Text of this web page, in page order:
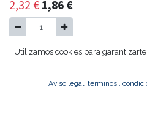
2,32€ 1,86 €
Agregar
Utilizamos cookies para
Aviso legal, términos ,